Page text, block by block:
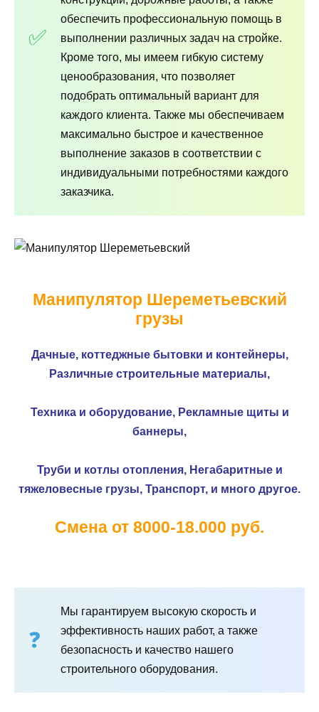
обеспечить профессиональную помощь в
выполнении различных задач на стройке.
Кроме того, мы имеем гибкую систему
ценообразования, что позволяет
подобрать оптимальный вариант для
каждого клиента. Также мы обеспечиваем
максимально быстрое и качественное
выполнение заказов в соответствии с
индивидуальными потребностями каждого
заказчика.
Манипулятор Шереметьевский
грузы
Дачные, коттеджные бытовки и контейнеры,
Различные строительные материалы,
Техника и оборудование, Рекламные щиты и
баннеры,
Труби и котлы отопления, Негабаритные и
тяжеловесные грузы, Транспорт, и много другое.
Смена от 8000-18.000 руб.
Мы гарантируем высокую скорость и
эффективность наших работ, а также
безопасность и качество нашего
строительного оборудования.